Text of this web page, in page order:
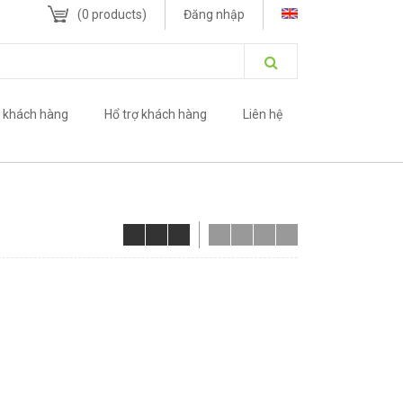
(0 products) Đăng nhập
hàng Hổ trợ khách hàng Liên hệ